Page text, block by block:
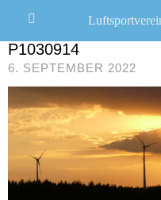
P1030914
6. SEPTEMBER 2022